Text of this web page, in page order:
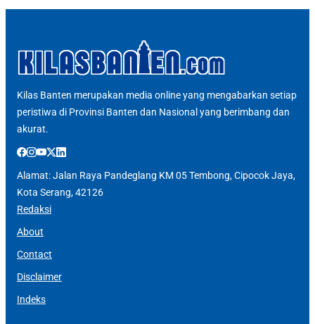
Kilas Banten merupakan media online yang mengabarkan setiap
peristiwa di Provinsi Banten dan Nasional yang berimbang dan
akurat.
Alamat: Jalan Raya Pandeglang KM 05 Tembong, Cipocok Jaya,
Kota Serang, 42126
Redaksi
About
Contact
Disclaimer
Indeks